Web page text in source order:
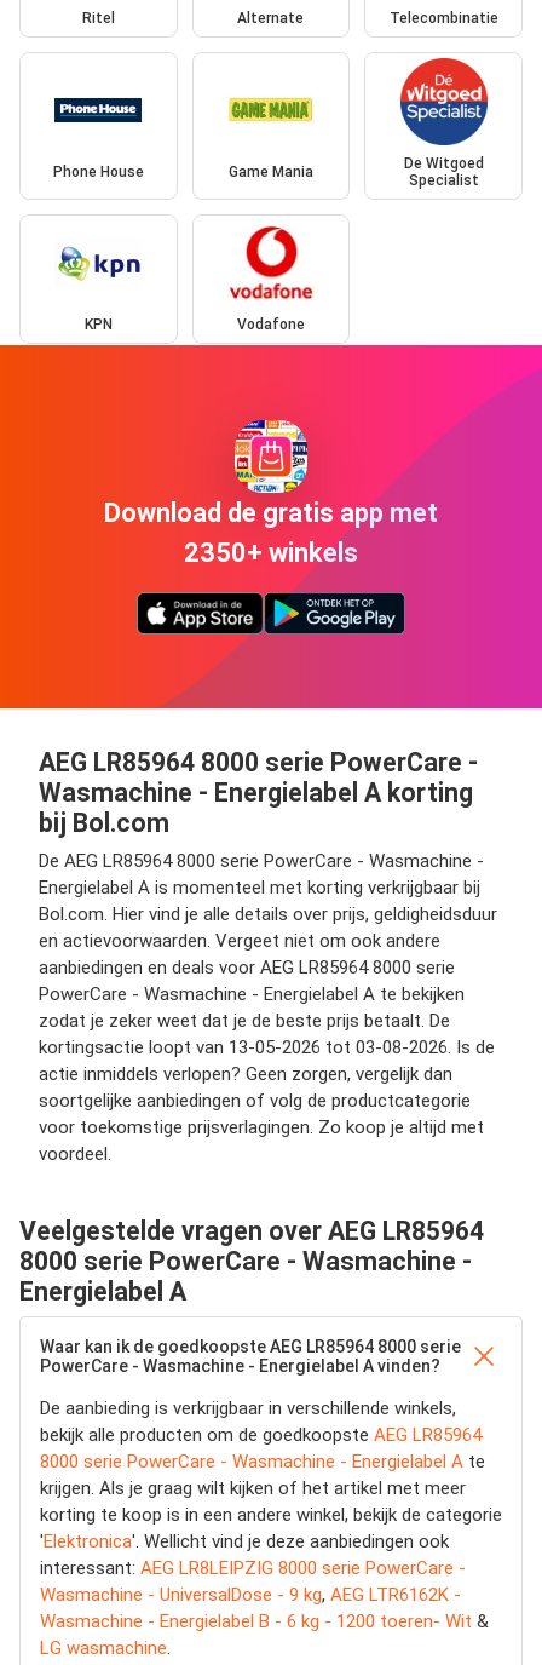
Ritel Alternate Telecombinatie
Phone House Game Mania
De Witgoed
Specialist
KPN Vodafone
Download de gratis app met
2350+ winkels
AEG LR85964 8000 serie PowerCare -
Wasmachine - Energielabel A korting
bij Bol.com
De AEG LR85964 8000 serie PowerCare - Wasmachine -
Energielabel A is momenteel met korting verkrijgbaar bij
Bol.com. Hier vind je alle details over prijs, geldigheidsduur
en actievoorwaarden. Vergeet niet om ook andere
aanbiedingen en deals voor AEG LR85964 8000 serie
PowerCare - Wasmachine - Energielabel A te bekijken
zodat je zeker weet dat je de beste prijs betaalt. De
kortingsactie loopt van 13-05-2026 tot 03-08-2026. Is de
actie inmiddels verlopen? Geen zorgen, vergelijk dan
soortgelijke aanbiedingen of volg de productcategorie
voor toekomstige prijsverlagingen. Zo koop je altijd met
voordeel.
Veelgestelde vragen over AEG LR85964
8000 serie PowerCare - Wasmachine -
Energielabel A
Waar kan ik de goedkoopste AEG LR85964 8000 serie
PowerCare - Wasmachine - Energielabel A vinden?
De aanbieding is verkrijgbaar in verschillende winkels,
bekijk alle producten om de goedkoopste AEG LR85964
8000 serie PowerCare - Wasmachine - Energielabel A te
krijgen. Als je graag wilt kijken of het artikel met meer
korting te koop is in een andere winkel, bekijk de categorie
'Elektronica'. Wellicht vind je deze aanbiedingen ook
interessant: AEG LR8LEIPZIG 8000 serie PowerCare -
Wasmachine - UniversalDose - 9 kg, AEG LTR6162K -
Wasmachine - Energielabel B - 6 kg - 1200 toeren- Wit &
LG wasmachine.